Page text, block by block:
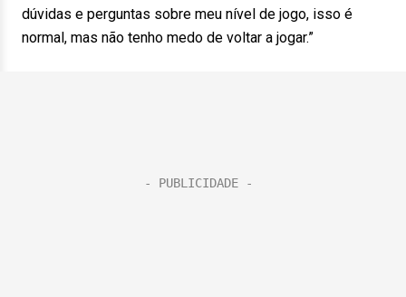
dúvidas e perguntas sobre meu nível de jogo, isso é
normal, mas não tenho medo de voltar a jogar.”